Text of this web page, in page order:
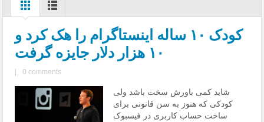
کودک ۱۰ ساله اینستاگرام را هک کرد و
۱۰ هزار دلار جایزه گرفت
0 comments
شاید کمی باورش سخت باشد ولی
کودکی که هنوز به سن قانونی برای
ساخت حساب کاربری در فیسبوک